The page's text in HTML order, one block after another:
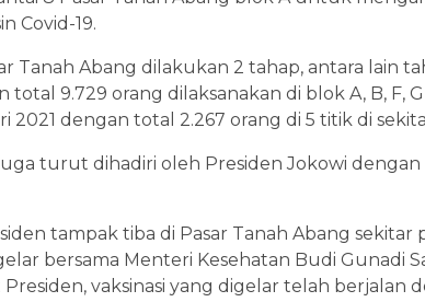
Covid-19.
Tanah Abang dilakukan 2 tahap, antara lain
total 9.729 orang dilaksanakan di blok A, B, F,
2021 dengan total 2.267 orang di 5 titik di
turut dihadiri oleh Presiden Jokowi
tampak tiba di Pasar Tanah Abang
bersama Menteri Kesehatan Budi Gunadi
vaksinasi yang digelar telah berjalan